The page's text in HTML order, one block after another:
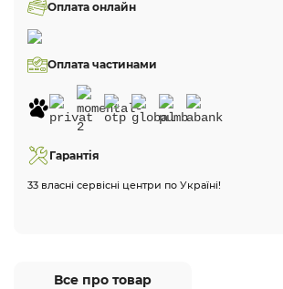
Оплата онлайн
Оплата частинами
Гарантія
33 власні сервісні центри по Україні!
Все про товар